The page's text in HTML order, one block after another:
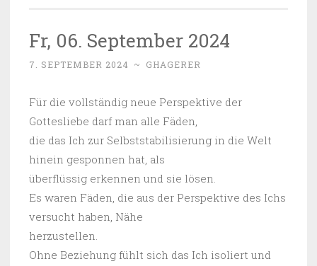
Fr, 06. September 2024
7. SEPTEMBER 2024 ~ GHAGERER
Für die vollständig neue Perspektive der
Gottesliebe darf man alle Fäden,
die das Ich zur Selbststabilisierung in die Welt
hinein gesponnen hat, als
überflüssig erkennen und sie lösen.
Es waren Fäden, die aus der Perspektive des Ichs
versucht haben, Nähe
herzustellen.
Ohne Beziehung fühlt sich das Ich isoliert und